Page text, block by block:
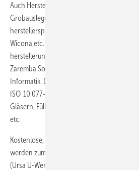
Auch Hersteller von Baustoffen und
Grobauslegung überschlägige U-Wert-
herstellerspezifischen Katalogen, zum
Wicona etc. Speziell für Fenster und
herstellerunabhängige U-Wert-Rechner
Zaremba Software Engineering oder die
Informatik. Diese kann man auch für
ISO 10 077-1 [6] verwenden, inklusive aller
Gläsern, Füllungen, Brüstungen, des
etc.
Kostenlose, nach aktueller Norm
werden zum Beispiel von mh-Software (mh-
(Ursa U-Wert) angeboten. Auch kostenfreie